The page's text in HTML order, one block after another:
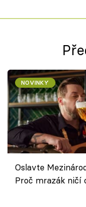
NOVINKY
Oslavte
Proč mrazák ničí